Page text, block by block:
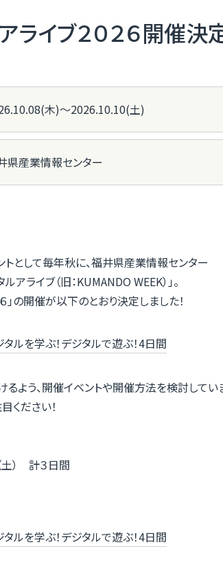
福井県IoT推進ラボ
ライブ２０２６開催決
木)〜2026.10.10(土)
県産業情報センター
トとして毎年秋に、福井県産業情報センター
アライブ（旧：KUMANDO WEEK）」。
」の開催が以下のとおり決定しました！
ルを学ぶ！デジタルで遊ぶ！4日間
よう、開催イベントや開催方法を検討してい
ください！
土） 計３日間
ルを学ぶ！デジタルで遊ぶ！4日間